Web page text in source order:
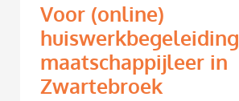
Voor (online)
huiswerkbegeleiding
maatschappijleer in
Zwartebroek